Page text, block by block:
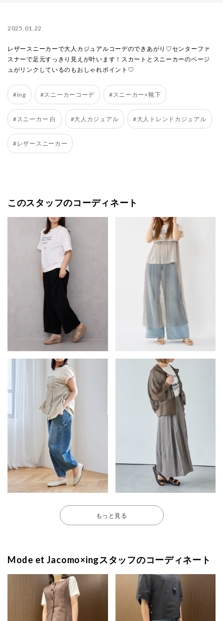
2025.01.22
レザースニーカーで大人カジュアルコーデのできあがり♡センターファ
スナーで足元すっきり見えが叶います！スカートとスニーカーのベージ
ュがリンクしているのもおしゃれポイント♡
#ing #スニーカーコーデ #スニーカー×靴下
#スニーカー 白 #大人カジュアル #大人トレンドカジュアル
#レザースニーカー
このスタッフのコーディネート
もっと見る
Mode et Jacomo×ingスタッフのコーディネート